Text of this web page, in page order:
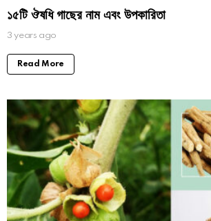
১৫টি ঔষধি গাছের নাম এবং উপকারিতা
3 years ago
Read More